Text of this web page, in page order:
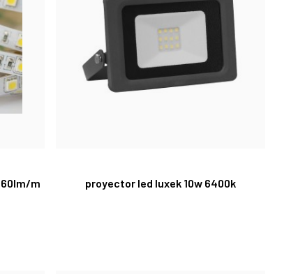
m proyector led luxek 10w 6400k